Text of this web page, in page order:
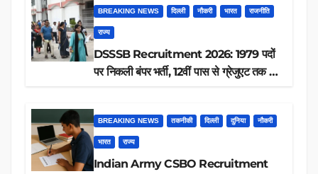
BREAKING NEWS दिल्ली नौकरी भारत राजनीति
राज्य
DSSSB Recruitment 2026: 1979 पदों
पर निकली बंपर भर्ती, 12वीं पास से ग्रेजुएट तक करें
BREAKING NEWS तकनीकी दिल्ली दुनिया नौकरी
भारत राज्य
Indian Army CSBO Recruitment